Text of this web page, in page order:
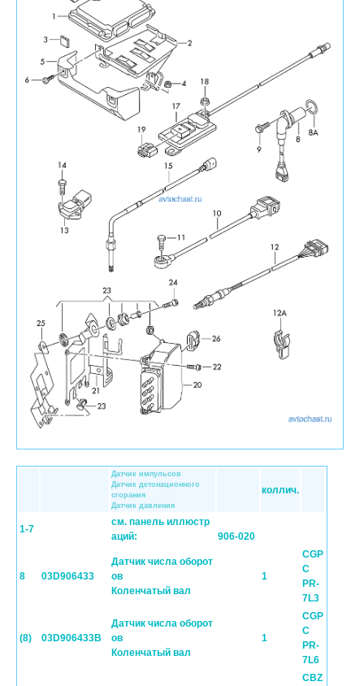
Датчик импульсов
Датчик детонационного
сгорания
Датчик давления
коллич.
1-7
см. панель иллюстр
аций:
906-020
8 03D906433
Датчик числа оборот
ов
Коленчатый вал
1
CGP
C
PR-
7L3
(8) 03D906433B
Датчик числа оборот
ов
Коленчатый вал
1
CGP
C
PR-
7L6
CBZ